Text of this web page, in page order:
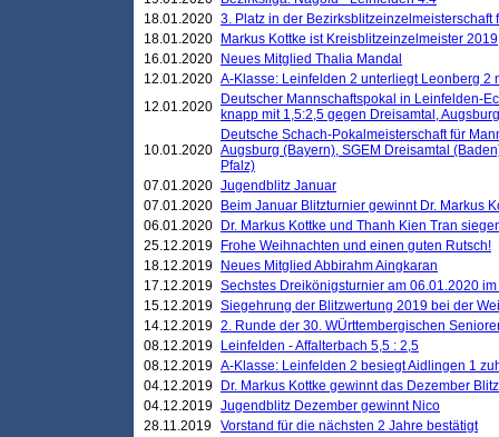
18.01.2020 3. Platz in der Bezirksblitzeinzelmeisterschaft
18.01.2020
Markus Kottke ist Kreisblitzeinzelmeister 2019
16.01.2020
Neues Mitglied Thalia Mandal
12.01.2020 A-Klasse: Leinfelden 2 unterliegt Leonberg 2
12.01.2020
Deutscher Mannschaftspokal in Leinfelden-
knapp mit 1,5:2,5 gegen Dreisamtal,
10.01.2020
Deutsche Schach-Pokalmeisterschaft für
Augsburg (Bayern), SGEM Dreisamtal
Pfalz)
07.01.2020 Jugendblitz Januar
07.01.2020
Beim Januar Blitzturnier gewinnt Dr. Markus
06.01.2020
Dr. Markus Kottke und Thanh Kien Tran
25.12.2019
Frohe Weihnachten und einen guten Rutsch!
18.12.2019
Neues Mitglied Abbirahm Aingkaran
17.12.2019 Sechstes Dreikönigsturnier am 06.01.2020
15.12.2019 Siegehrung der Blitzwertung 2019 bei der
14.12.2019 2. Runde der 30. WÜrttembergischen
08.12.2019
Leinfelden - Affalterbach 5,5 : 2,5
08.12.2019 A-Klasse: Leinfelden 2 besiegt Aidlingen 1
04.12.2019
Dr. Markus Kottke gewinnt das Dezember
04.12.2019 Jugendblitz Dezember gewinnt Nico
28.11.2019 Vorstand für die nächsten 2 Jahre bestätigt